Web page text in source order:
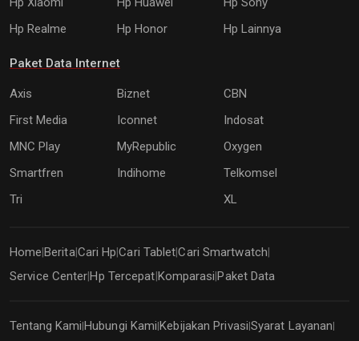
Hp Realme
Hp Honor Hp Lainnya
Paket Data Internet
Axis Biznet
CBN
First Media
Iconnet
Indosat
MNC Play
MyRepublic
Oxygen
Smartfren
Indihome
Telkomsel
Tri
XL
Home BeritaCari Hp |Cari Tablet|Cari Smartwatch
Service Center Hp Tercepat Komparasi Paket Data
Tentang Kami Hubungi Kami Kebijakan Privasi Syarat Layanan